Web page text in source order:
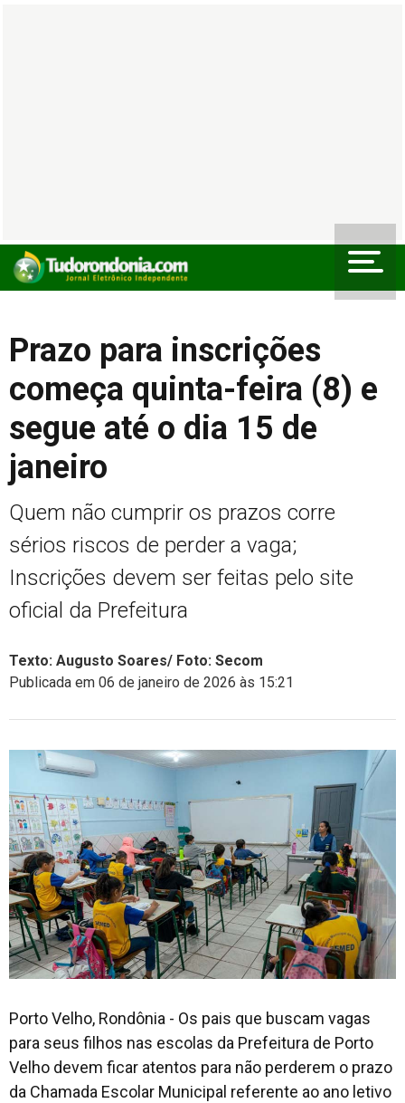
Prazo para inscrições
começa quinta-feira (8) e
segue até o dia 15 de
janeiro
Quem não cumprir os prazos corre
sérios riscos de perder a vaga;
Inscrições devem ser feitas pelo site
oficial da Prefeitura
Texto: Augusto Soares/ Foto: Secom
Publicada em 06 de janeiro de 2026 às 15:21
Porto Velho, Rondônia - Os pais que buscam vagas
para seus filhos nas escolas da Prefeitura de Porto
Velho devem ficar atentos para não perderem o prazo
da Chamada Escolar Municipal referente ao ano letivo